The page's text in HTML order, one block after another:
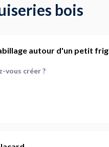
bois
autour d'un petit
vous créer ?